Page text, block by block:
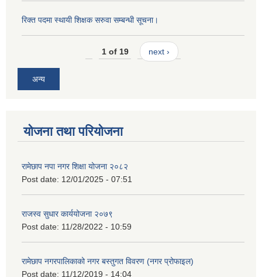
रिक्त पदमा स्थायी शिक्षक सरुवा सम्बन्धी सूचना।
1 of 19 next ›
अन्य
योजना तथा परियोजना
रामेछाप नपा नगर शिक्षा योजना २०८२
Post date: 12/01/2025 - 07:51
राजस्व सुधार कार्ययोजना २०७९
Post date: 11/28/2022 - 10:59
रामेछाप नगरपालिकाको नगर बस्तुगत विवरण (नगर प्रोफाइल)
Post date: 11/12/2019 - 14:04